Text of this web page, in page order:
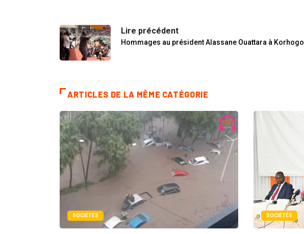
Lire précédent
Hommages au président Alassane Ouattara à Korhogo
ARTICLES DE LA MÊME CATÉGORIE
SOCIÉTÉS SOCIÉTÉS